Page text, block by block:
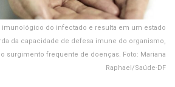
imunológico do infectado e resulta em um estado
da capacidade de defesa imune do organismo,
surgimento frequente de doenças. Foto: Mariana
Raphael/Saúde-DF